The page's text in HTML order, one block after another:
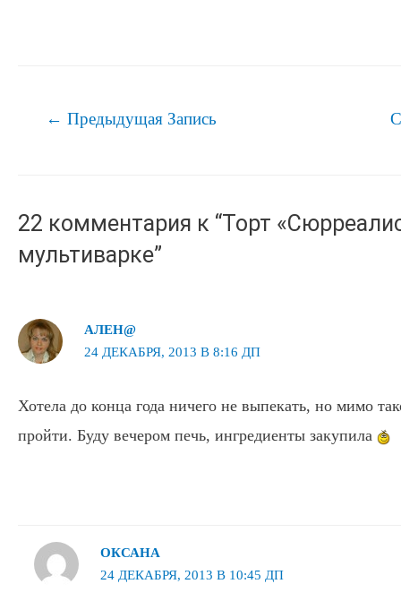
Навигация
← Предыдущая Запись
22 комментария к “Торт
мультиварке”
АЛЕН@
24 ДЕКАБРЯ, 2013 В 8:16 ДП
Хотела до конца года ничего не выпекать, но мимо
пройти. Буду вечером печь, ингредиенты закупила
ОКСАНА
24 ДЕКАБРЯ, 2013 В 10:45 ДП